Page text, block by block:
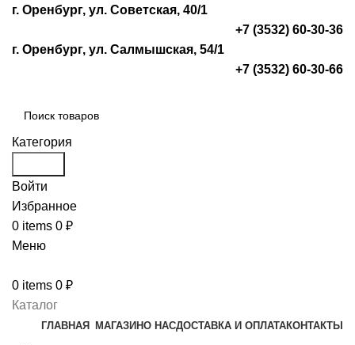
г. Оренбург, ул. Советская, 40/1
+7 (3532) 60-30-36
г. Оренбург, ул. Салмышская, 54/1
+7 (3532) 60-30-66
Категория
Войти
Избранное
0 items 0 ₽
Меню
0 items 0 ₽
Каталог
ГЛАВНАЯ МАГАЗИНО НАСДОСТАВКА И ОПЛАТАКОНТАКТЫ